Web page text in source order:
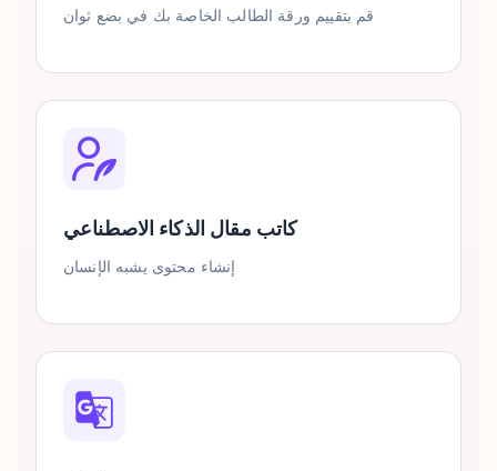
قم بتقييم ورقة الطالب الخاصة بك في بضع ثوان
كاتب مقال الذكاء الاصطناعي
إنشاء محتوى يشبه الإنسان